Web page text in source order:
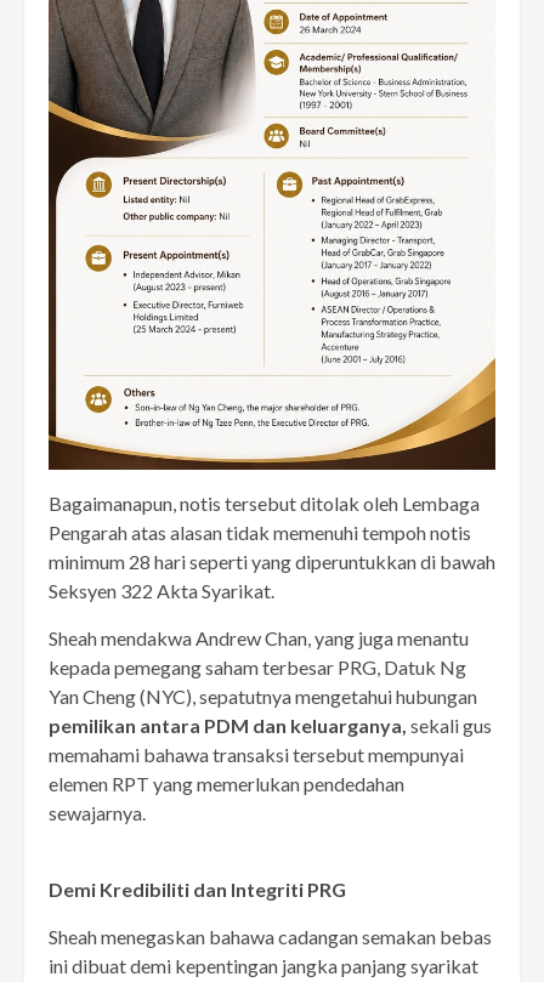
Bagaimanapun, notis tersebut ditolak oleh Lembaga
Pengarah atas alasan tidak memenuhi tempoh notis
minimum 28 hari seperti yang diperuntukkan di bawah
Seksyen 322 Akta Syarikat.
Sheah mendakwa Andrew Chan, yang juga menantu
kepada pemegang saham terbesar PRG, Datuk Ng
Yan Cheng (NYC), sepatutnya mengetahui hubungan
pemilikan antara PDM dan keluarganya, sekali gus
memahami bahawa transaksi tersebut mempunyai
elemen RPT yang memerlukan pendedahan
sewajarnya.
Demi Kredibiliti dan Integriti PRG
Sheah menegaskan bahawa cadangan semakan bebas
ini dibuat demi kepentingan jangka panjang syarikat